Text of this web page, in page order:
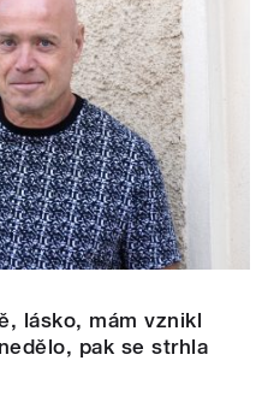
lásko, mám vznikl
pak se strhla